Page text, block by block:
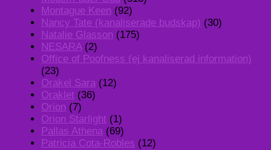
Montague Keen (92)
Nancy Tate (kanaliserade budskap) (30)
Natalie Glasson (175)
NESARA(2)
Office of Poofness (ej kanaliserad information)
(23)
Orakel Sara (12)
Oraklet (36)
Orion (7)
Orion Starlight (1)
Pallas Athena (69)
Patricia Cota-Robles (12)